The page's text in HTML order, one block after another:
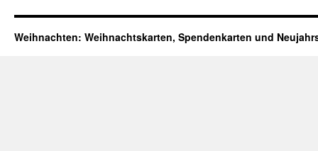
Weihnachten: Weihnachtskarten, Spendenkarten und